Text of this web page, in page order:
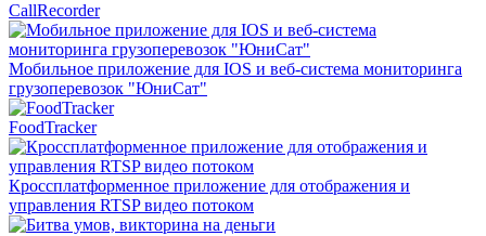
CallRecorder
Мобильное приложение для IOS и веб-система мониторинга
грузоперевозок "ЮниСат"
FoodTracker
Кроссплатформенное приложение для отображения и
управления RTSP видео потоком